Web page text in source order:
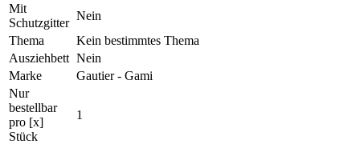
Mit
Schutzgitter
Nein
Thema
Kein bestimmtes Thema
Ausziehbett Nein
Marke
Gautier - Gami
Nur
bestellbar
pro [x]
Stück
1